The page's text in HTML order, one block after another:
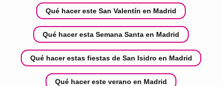
Qué hacer este San Valentín en Madrid
Qué hacer esta Semana Santa en Madrid
Qué hacer estas fiestas de San Isidro en Madrid
Qué hacer este verano en Madrid